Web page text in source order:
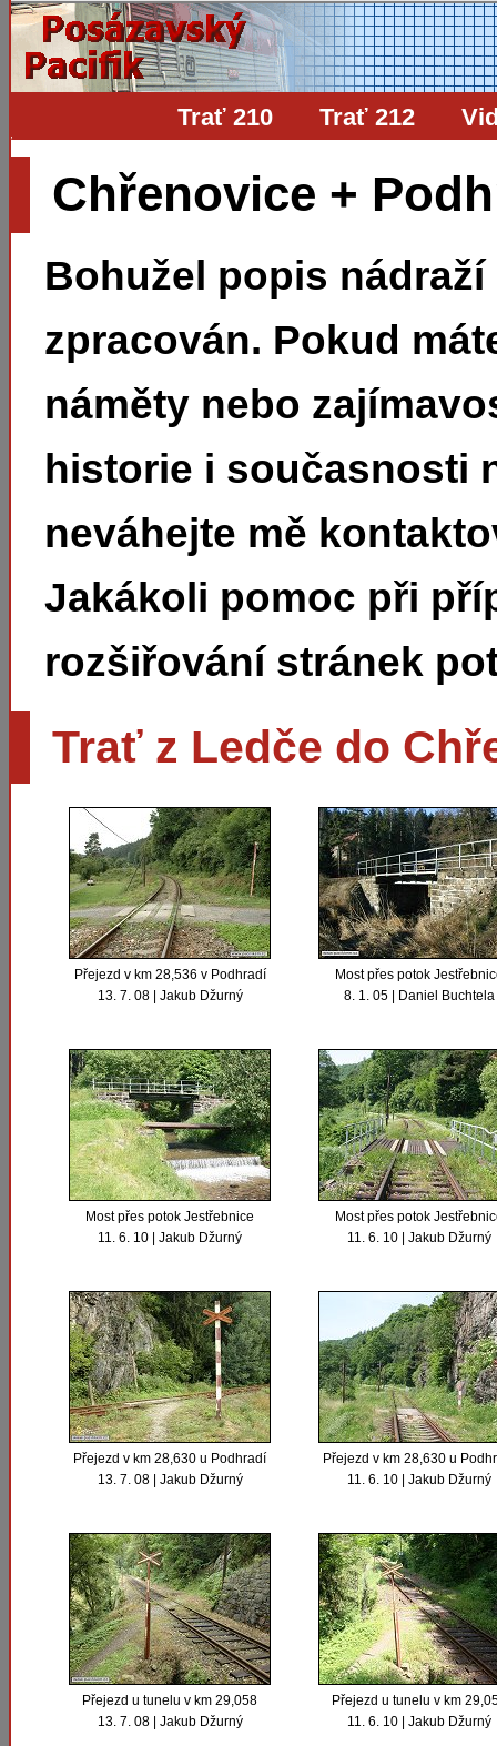
Trať 210 Trať 212
Chřenovice +
Bohužel popis
zpracován. Pokud
náměty nebo
historie i současnosti
neváhejte mě
Jakákoli pomoc při
rozšiřování stránek
Trať z Ledče do
Přejezd v km 28,536 v Podhradí
13. 7. 08 | Jakub Džurný
Most přes potok
8. 1. 05 | Daniel Buchtela
Most přes potok Jestřebnice
11. 6. 10 | Jakub Džurný
Most přes potok
11. 6. 10 | Jakub Džurný
Přejezd v km 28,630 u Podhradí
13. 7. 08 | Jakub Džurný
Přejezd v km 28,630 u
11. 6. 10 | Jakub Džurný
Přejezd u tunelu v km 29,058
13. 7. 08 | Jakub Džurný
Přejezd u tunelu v km
11. 6. 10 | Jakub Džurný